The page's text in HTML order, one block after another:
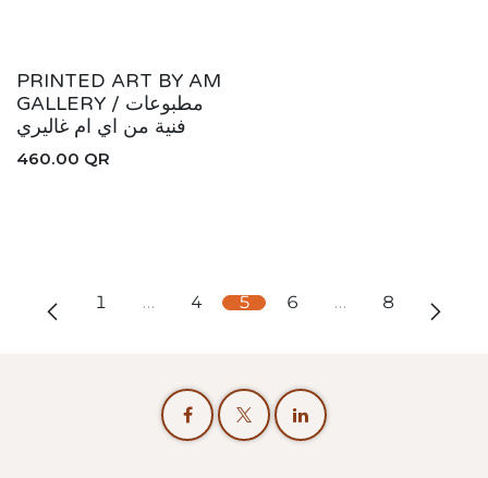
New!
PRINTED ART BY AM
GALLERY / مطبوعات
فنية من اي ام غاليري
460.00 QR
1 … 4 5 6 … 8